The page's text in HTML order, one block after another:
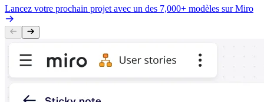
Lancez votre prochain projet avec un des 7,000+ modèles sur Miro